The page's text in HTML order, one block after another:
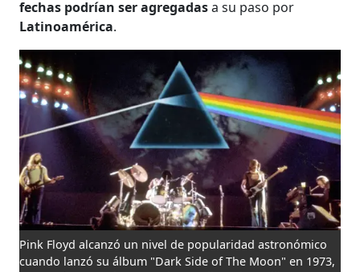
fechas podrían ser agregadasa su paso por
Latinoamérica.
Pink Floyd alcanzó un nivel de popularidad astronómico
cuando lanzó su álbum "Dark Side of The Moon" en 1973,